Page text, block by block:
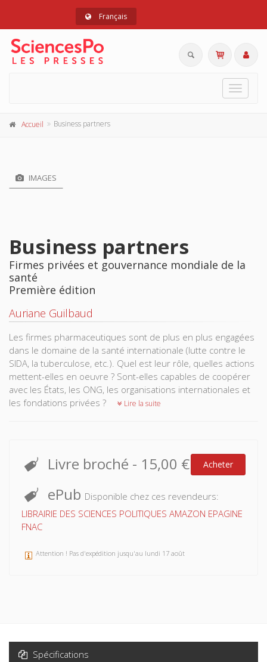
Français
Toggle
Accueil Business partners
IMAGES
Business partners
Firmes privées et gouvernance mondiale de la
santé
Première édition
Auriane Guilbaud
Les firmes pharmaceutiques sont de plus en plus engagées
dans le domaine de la santé internationale (lutte contre le
SIDA, la tuberculose, etc.). Quel est leur rôle, quelles actions
mettent-elles en oeuvre ? Sont-elles capables de coopérer
avec les États, les ONG, les organisations internationales et
les fondations privées ?
Lire la suite
Livre broché - 15,00 € Acheter
ePub Disponible chez ces revendeurs:
LIBRAIRIE DES SCIENCES POLITIQUES AMAZON EPAGINE
FNAC
Attention ! Pas d'expédition jusqu'au lundi 17 août
Spécifications